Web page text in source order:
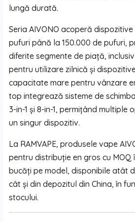
lungă durată.
Seria AIVONO acoperă
pufuri până la 150.000 de pufuri,
diferite segmente de piață,
pentru utilizare zilnică și
capacitate mare pentru vânzare
top integrează sisteme de
3-in-1 și 8-in-1, permițând multiple
un singur dispozitiv.
La RAMVAPE, produsele vape
pentru distribuție en gros cu MOQ
bucăți pe model, disponibile atât
cât și din depozitul din China, în
stocului.